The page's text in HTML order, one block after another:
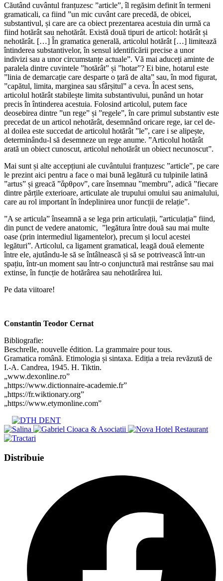
Căutând cuvântul franțuzesc ”article”, îl regăsim definit în termeni
gramaticali, ca fiind ”un mic cuvânt care precedă, de obicei,
substantivul, și care are ca obiect prezentarea acestuia din urmă ca
fiind hotărât sau nehotărât. Există două tipuri de articol: hotărât și
nehotărât. […] În gramatica generală, articolul hotărât […] limitează
întinderea substantivelor, în sensul identificării precise a unor
indivizi sau a unor circumstanțe actuale”. Vă mai aduceți aminte de
paralela dintre cuvintele ”hotărât” și ”hotar”? Ei bine, hotarul este
”linia de demarcație care desparte o țară de alta” sau, în mod figurat,
”capătul, limita, marginea sau sfârșitul” a ceva. În acest sens,
articolul hotărât stabilește limita substantivului, punând un hotar
precis în întinderea acestuia. Folosind articolul, putem face
deosebirea dintre ”un rege” și ”regele”, în care primul substantiv este
precedat de un articol nehotărât, desemnând oricare rege, iar cel de-
al doilea este succedat de articolul hotărât ”le”, care i se alipește,
determinându-l să desemneze un rege anume. ”Articolul hotărât
arată un obiect cunoscut, articolul nehotărât un obiect necunoscut”.
Mai sunt și alte accepțiuni ale cuvântului franțuzesc ”article”, pe care
le prezint aici pentru a face o mai bună legătură cu tulpinile latină
”artus” și greacă ”ἄρθρον”, care însemnau ”membru”, adică ”fiecare
dintre părțile exterioare, articulate ale trupului omului sau animalului,
care au rol important în îndeplinirea unor funcții de relație”.
”A se articula” înseamnă a se lega prin articulații, ”articulația” fiind,
din punct de vedere anatomic, ”legătura între două sau mai multe
oase (prin intermediul ligamentelor), precum și locul acestei
legături”. Articolul, ca ligament gramatical, leagă două elemente
între ele, ajutându-le să se întâlnească și să se potrivească într-un
spațiu, într-un moment sau într-o conjunctură mai restrânse sau mai
extinse, în funcție de hotărârea sau nehotărârea lui.
Pe data viitoare!
Constantin Teodor Cernat
Bibliografie:
Beschrelle, nouvelle édition. La grammaire pour tous.
Gramatica română. Etimologia și sintaxa. Ediția a treia revăzută de
I.-A. Candrea, 1945. H. Tiktin.
„www.dexonline.ro”
„https://www.dictionnaire-academie.fr”
„https://fr.wiktionary.org”
„https://www.etymonline.com”
DistribuieShare
window